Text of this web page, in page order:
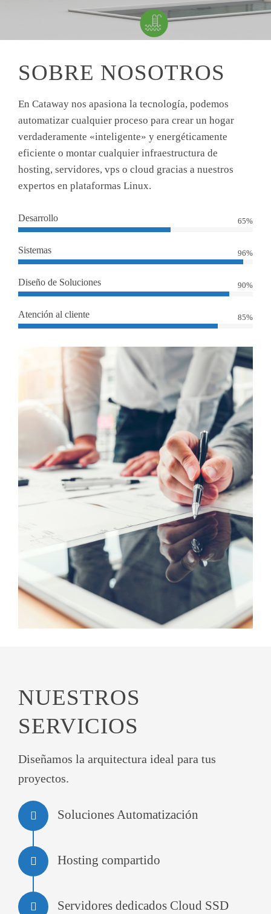
SOBRE NOSOTROS
En Cataway nos apasiona la tecnología, podemos
automatizar cualquier proceso para crear un hogar
verdaderamente «inteligente» y energéticamente
eficiente o montar cualquier infraestructura de
hosting, servidores, vps o cloud gracias a nuestros
expertos en plataformas Linux.
Desarrollo 65%
Sistemas 96%
Diseño de Soluciones 90%
Atención al cliente 85%
NUESTROS
SERVICIOS
Diseñamos la arquitectura ideal para tus
proyectos.
Soluciones Automatización
Hosting compartido
Servidores dedicados Cloud SSD